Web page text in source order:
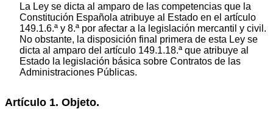
La Ley se dicta al amparo de las competencias que la
Constitución Española atribuye al Estado en el artículo
149.1.6.ª y 8.ª por afectar a la legislación mercantil y civil.
No obstante, la disposición final primera de esta Ley se
dicta al amparo del artículo 149.1.18.ª que atribuye al
Estado la legislación básica sobre Contratos de las
Administraciones Públicas.
Artículo 1. Objeto.